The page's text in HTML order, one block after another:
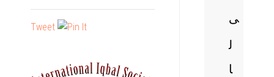
Tweet
ی
ل
ا